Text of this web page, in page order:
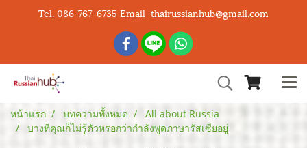
Tel. 086-767-6735 Email thairussianhub@gmail.com
หน้าแรก บทความทั้งหมด
All about Russia
บางทีคุณก็ไม่รู้ตัวหรอกว่ากำลังพูดภาษารัสเซียอยู่